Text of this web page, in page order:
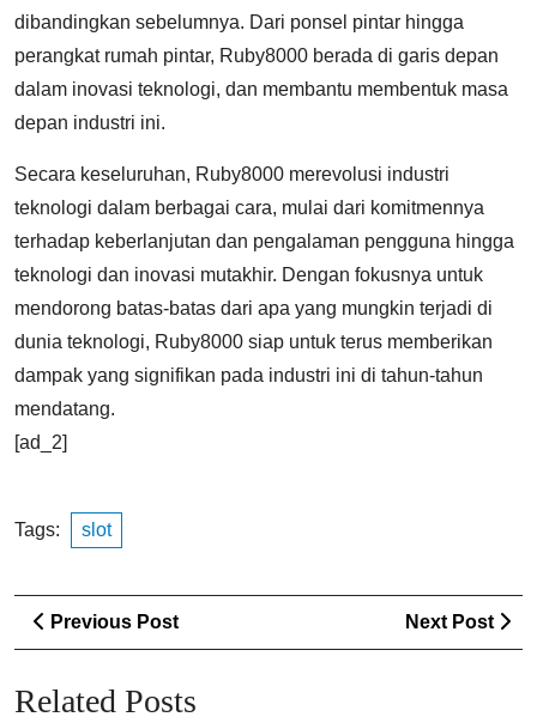
dibandingkan sebelumnya. Dari ponsel pintar hingga
perangkat rumah pintar, Ruby8000 berada di garis depan
dalam inovasi teknologi, dan membantu membentuk masa
depan industri ini.
Secara keseluruhan, Ruby8000 merevolusi industri
teknologi dalam berbagai cara, mulai dari komitmennya
terhadap keberlanjutan dan pengalaman pengguna hingga
teknologi dan inovasi mutakhir. Dengan fokusnya untuk
mendorong batas-batas dari apa yang mungkin terjadi di
dunia teknologi, Ruby8000 siap untuk terus memberikan
dampak yang signifikan pada industri ini di tahun-tahun
mendatang.
[ad_2]
Tags: slot
Post
navigation
Previous PostPrevious
Post
Next Post
Related Posts